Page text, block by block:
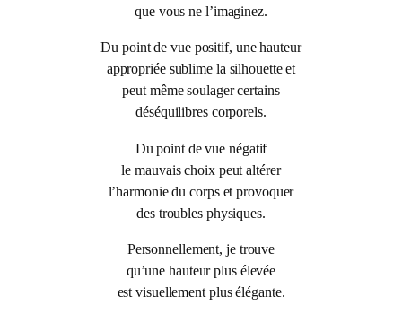
que vous ne l’imaginez.
Du point de vue positif, une hauteur
appropriée sublime la silhouette et
peut même soulager certains
déséquilibres corporels.
Du point de vue négatif
le mauvais choix peut altérer
l’harmonie du corps et provoquer
des troubles physiques.
Personnellement, je trouve
qu’une hauteur plus élevée
est visuellement plus élégante.